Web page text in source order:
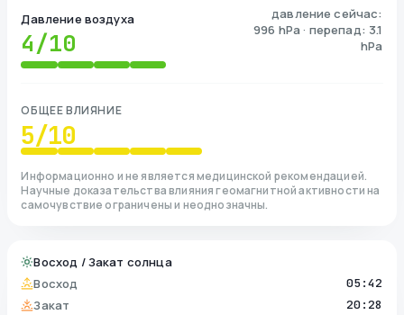
Давление воздуха
4/10
давление сейчас:
996 hPa · перепад: 3.1
hPa
ОБЩЕЕ ВЛИЯНИЕ
5/10
Информационно и не является медицинской рекомендацией.
Научные доказательства влияния геомагнитной активности на
самочувствие ограничены и неоднозначны.
Восход / Закат солнца
Восход
05:42
Закат 20:28